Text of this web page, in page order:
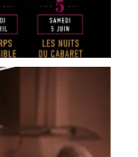
satire
pour plo